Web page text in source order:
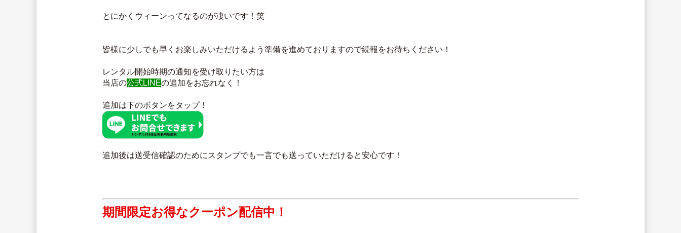
とにかくウィーンってなるのが凄いです！笑
皆様に少しでも早くお楽しみいただけるよう準備を進めておりますので続報をお待ちください！
レンタル開始時期の通知を受け取りたい方は
当店の公式LINEの追加をお忘れなく！
追加は下のボタンをタップ！
追加後は送受信確認のためにスタンプでも一言でも送っていただけると安心です！
期間限定お得なクーポン配信中！